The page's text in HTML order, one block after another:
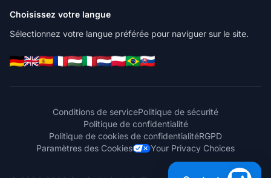
Choisissez votre langue
Sélectionnez votre langue préférée pour naviguer sur le site.
Conditions de servicePolitique de sécurité
Politique de confidentialité
Politique de cookies de confidentialitéRGPD
Paramètres des Cookies
Your Privacy Choices